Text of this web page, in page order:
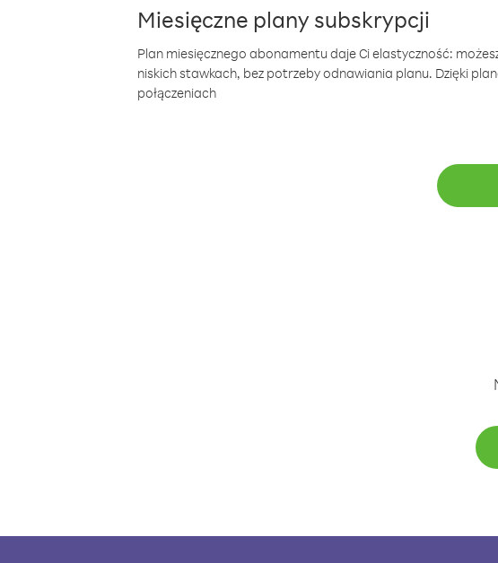
Miesięczne plany subskrypcji
Plan miesięcznego abonamentu daje Ci elastyczność:
niskich stawkach, bez potrzeby odnawiania planu. Dzięki
połączeniach